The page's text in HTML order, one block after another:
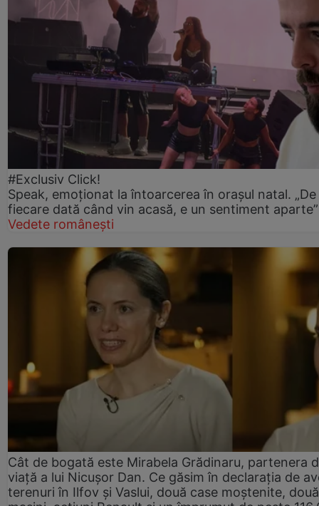
#Exclusiv Click!
Speak, emoționat la întoarcerea în orașul natal. „De
fiecare dată când vin acasă, e un sentiment aparte”
Vedete românești
Cât de bogată este Mirabela Grădinaru, partenera
viață a lui Nicușor Dan. Ce găsim în declarația de
terenuri în Ilfov și Vaslui, două case moștenite, două